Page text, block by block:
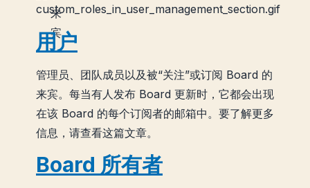
用户
管理员、团队成员以及被“关注”或订阅 Board 的
来宾。每当有人发布 Board 更新时，它都会出现
在该 Board 的每个订阅者的邮箱中。要了解更多
信息，请查看这篇文章。
Board 所有者